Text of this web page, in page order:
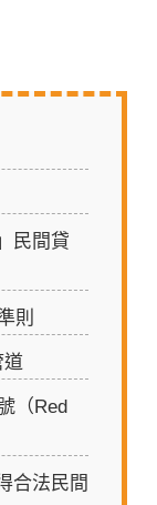
民間貸
則
（Red
合法民間